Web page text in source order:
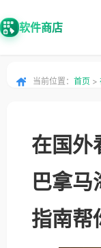
软件商店
当前位置： 首页 >
在国外
巴拿马
指南帮